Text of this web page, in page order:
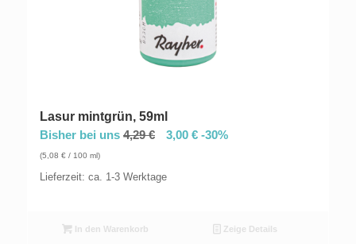
Lasur mintgrün, 59ml
Bisher bei uns 4,29€ 3,00 €-30%
(5,08 €/ 100 ml)
Lieferzeit: ca. 1-3 Werktage
In den Warenkorb Zeige Details